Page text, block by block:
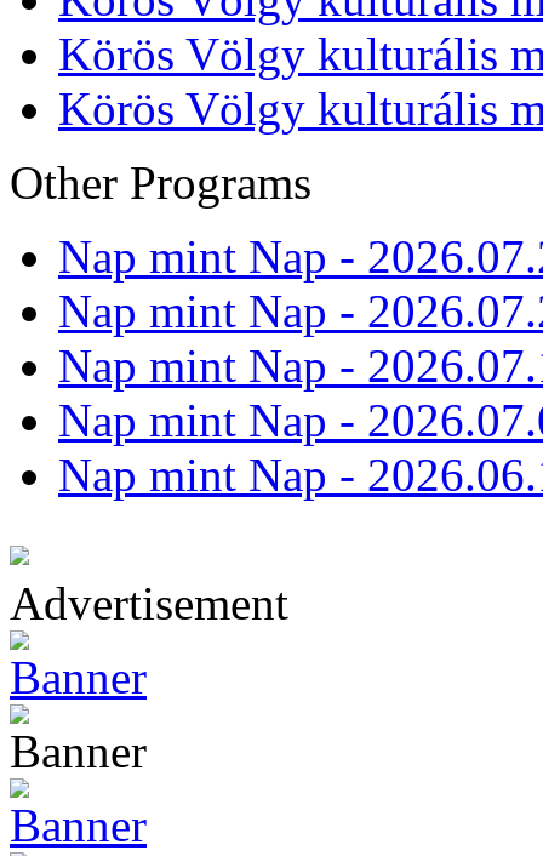
Körös Völgy kulturális
Körös Völgy kulturális
Other Programs
Nap mint Nap -
Nap mint Nap -
Nap mint Nap -
Nap mint Nap -
Nap mint Nap -
Advertisement